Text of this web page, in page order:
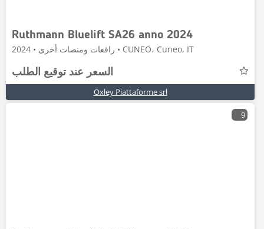
Ruthmann Bluelift SA26 anno 2024
رافعات ومنصات أخرى • 2024 • CUNEO، Cuneo, IT
السعر عند توقيع الطلب
Oxley Piattaforme srl
9